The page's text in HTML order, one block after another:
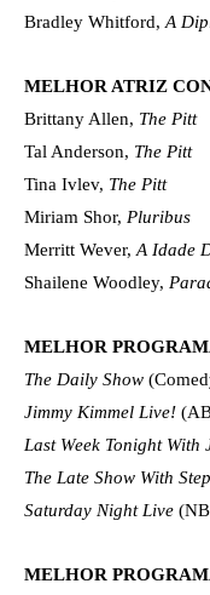
Bradley Whitford, A
MELHOR ATRIZ
Brittany Allen, The Pitt
Tal Anderson, The Pitt
Tina Ivlev, The Pitt
Miriam Shor, Pluribus
Merritt Wever, A Idade
Shailene Woodley,
MELHOR
The Daily Show
Jimmy Kimmel Live!
Last Week Tonight With
The Late Show With
Saturday Night Live
MELHOR